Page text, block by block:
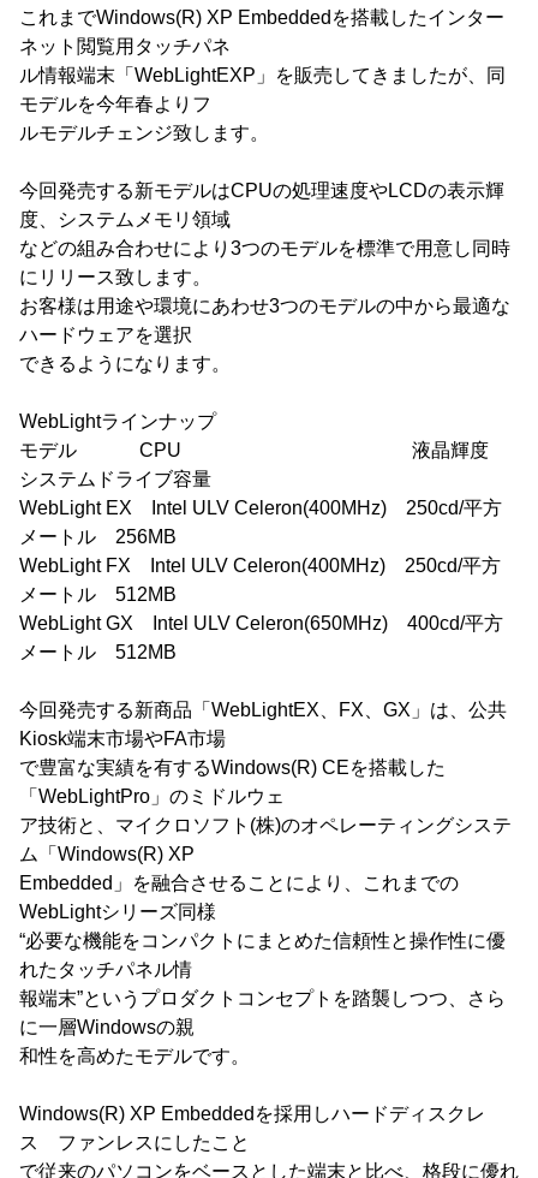
これまでWindows(R) XP Embeddedを搭載したインター
ネット閲覧用タッチパネ
ル情報端末「WebLightEXP」を販売してきましたが、同
モデルを今年春よりフ
ルモデルチェンジ致します。
今回発売する新モデルはCPUの処理速度やLCDの表示輝
度、システムメモリ領域
などの組み合わせにより3つのモデルを標準で用意し同時
にリリース致します。
お客様は用途や環境にあわせ3つのモデルの中から最適な
ハードウェアを選択
できるようになります。
WebLightラインナップ
モデル CPU 液晶輝度
システムドライブ容量
WebLight EX Intel ULV Celeron(400MHz) 250cd/平方
メートル 256MB
WebLight FX Intel ULV Celeron(400MHz) 250cd/平方
メートル 512MB
WebLight GX Intel ULV Celeron(650MHz) 400cd/平方
メートル 512MB
今回発売する新商品「WebLightEX、FX、GX」は、公共
Kiosk端末市場やFA市場
で豊富な実績を有するWindows(R) CEを搭載した
「WebLightPro」のミドルウェ
ア技術と、マイクロソフト(株)のオペレーティングシステ
ム「Windows(R) XP
Embedded」を融合させることにより、これまでの
WebLightシリーズ同様
“必要な機能をコンパクトにまとめた信頼性と操作性に優
れたタッチパネル情
報端末”というプロダクトコンセプトを踏襲しつつ、さら
に一層Windowsの親
和性を高めたモデルです。
Windows(R) XP Embeddedを採用しハードディスクレ
ス ファンレスにしたこと
で従来のパソコンをベースとした端末と比べ、格段に優れ